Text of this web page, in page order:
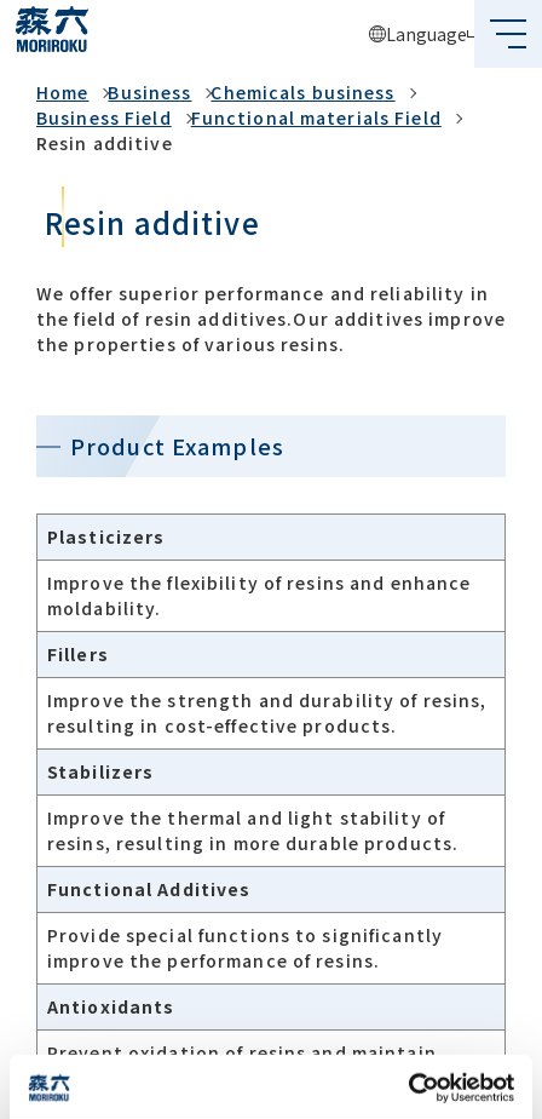
Language
What's MORIROKU?
About Us
Business
Investors
Global Network
Contact list
Recommended keywords
#Company overview
#What's MORIROKU?
#Global network
#Diversity & Inclusion
Home Business
Chemicals business
Business Field
Functional materials Field
Resin additive
Resin additive
We offer superior performance and reliability in
the field of resin additives.Our additives improve
the properties of various resins.​
Product Examples​
Plasticizers
Improve the flexibility of resins and enhance
moldability.
Fillers
Improve the strength and durability of resins,
resulting in cost-effective products.
Stabilizers
Improve the thermal and light stability of
resins, resulting in more durable products.
Functional Additives
Provide special functions to significantly
improve the performance of resins.
Antioxidants
Prevent oxidation of resins and maintain
product quality over the long term.​